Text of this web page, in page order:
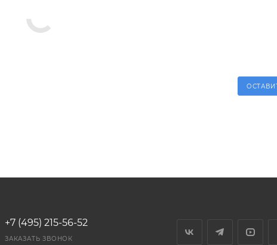
+7 (495) 215-56-52
ЗАКАЗАТЬ ЗВОНОК